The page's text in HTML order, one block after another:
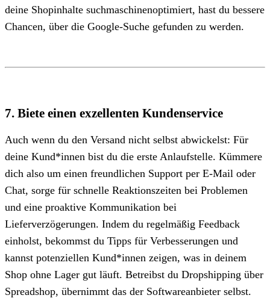
deine Shopinhalte suchmaschinenoptimiert, hast du bessere
Chancen, über die Google-Suche gefunden zu werden.
7. Biete einen exzellenten Kundenservice
Auch wenn du den Versand nicht selbst abwickelst: Für
deine Kund*innen bist du die erste Anlaufstelle. Kümmere
dich also um einen freundlichen Support per E-Mail oder
Chat, sorge für schnelle Reaktionszeiten bei Problemen
und eine proaktive Kommunikation bei
Lieferverzögerungen. Indem du regelmäßig Feedback
einholst, bekommst du Tipps für Verbesserungen und
kannst potenziellen Kund*innen zeigen, was in deinem
Shop ohne Lager gut läuft. Betreibst du Dropshipping über
Spreadshop, übernimmt das der Softwareanbieter selbst.